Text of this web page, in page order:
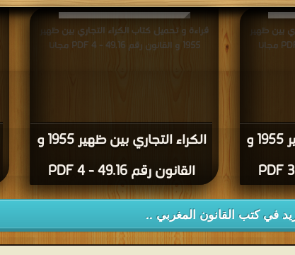
الكراء التجاري بين ظهير 1955 و
القانون رقم 49.16 - 4 PDF
قراءة و تحميل كتاب الكراء التجاري بين ظهير
1955 و القانون رقم 49.16 - 4 PDF مجانا
الكراء التجاري بين ظهير 1955 و
بين ظهير
في كتب القانون المغربي ..